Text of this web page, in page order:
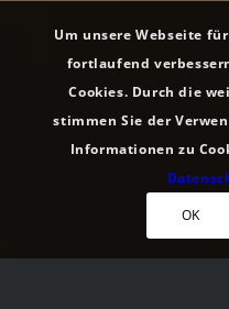
Um unsere Webseite
fortlaufend
Cookies. Durch die
stimmen Sie der
Informationen zu
OK